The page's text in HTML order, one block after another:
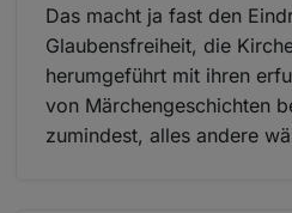
Das macht ja fast den
Glaubensfreiheit, die
herumgeführt mit ihren
von Märchengeschichten
zumindest, alles andere